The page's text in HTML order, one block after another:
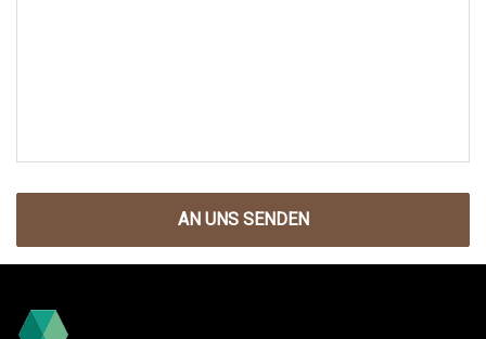
AN UNS SENDEN